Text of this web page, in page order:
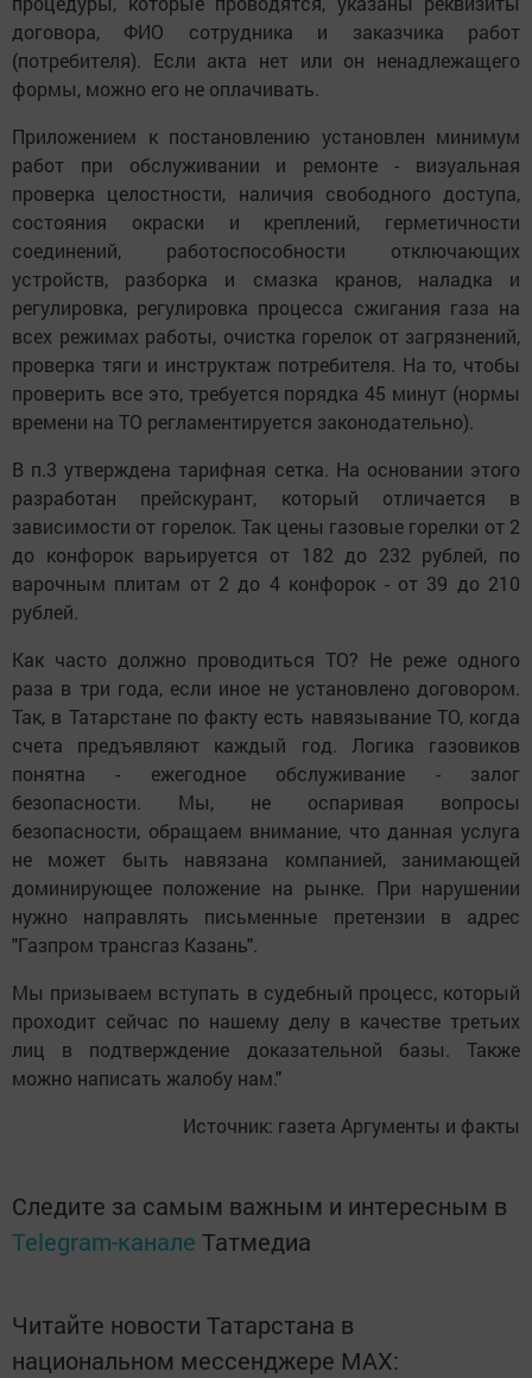
договора, ФИО сотрудника и заказчика работ
(потребителя). Если акта нет или он ненадлежащего
формы, можно его не оплачивать.
Приложением к постановлению установлен минимум
работ при обслуживании и ремонте - визуальная
проверка целостности, наличия свободного доступа,
состояния окраски и креплений, герметичности
соединений, работоспособности отключающих
устройств, разборка и смазка кранов, наладка и
регулировка, регулировка процесса сжигания газа на
всех режимах работы, очистка горелок от загрязнений,
проверка тяги и инструктаж потребителя. На то, чтобы
проверить все это, требуется порядка 45 минут (нормы
времени на ТО регламентируется законодательно).
В п.3 утверждена тарифная сетка. На основании этого
разработан прейскурант, который отличается в
зависимости от горелок. Так цены газовые горелки от 2
до конфорок варьируется от 182 до 232 рублей, по
варочным плитам от 2 до 4 конфорок - от 39 до 210
рублей.
Как часто должно проводиться ТО? Не реже одного
раза в три года, если иное не установлено договором.
Так, в Татарстане по факту есть навязывание ТО, когда
счета предъявляют каждый год. Логика газовиков
понятна - ежегодное обслуживание - залог
безопасности. Мы, не оспаривая вопросы
безопасности, обращаем внимание, что данная услуга
не может быть навязана компанией, занимающей
доминирующее положение на рынке. При нарушении
нужно направлять письменные претензии в адрес
"Газпром трансгаз Казань".
Мы призываем вступать в судебный процесс, который
проходит сейчас по нашему делу в качестве третьих
лиц в подтверждение доказательной базы. Также
можно написать жалобу нам."
Источник: газета Аргументы и факты
Следите за самым важным и интересным в
Telegram-канале Татмедиа
Читайте новости Татарстана в
национальном мессенджере MАХ: